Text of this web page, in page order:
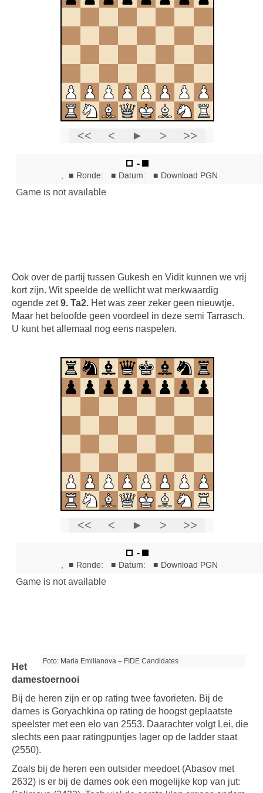
Ook over de partij tussen Gukesh en Vidit kunnen we vrij
kort zijn. Wit speelde de wellicht wat merkwaardig
ogende zet9. Ta2. Het was zeer zeker geen nieuwtje.
Maar het beloofde geen voordeel in deze semi Tarrasch.
U kunt het allemaal nog eens naspelen.
Foto: Maria Emilianova – FIDE Candidates
Het
damestoernooi
Bij de heren zijn er op rating twee favorieten. Bij de
dames is Goryachkina op rating de hoogst geplaatste
speelster met een elo van 2553. Daarachter volgt Lei, die
slechts een paar ratingpuntjes lager op de ladder staat
(2550).
Zoals bij de heren een outsider meedoet (Abasov met
2632) is er bij de dames ook een mogelijke kop van jut: